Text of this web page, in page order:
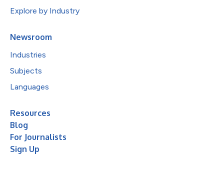
Explore by Industry
Newsroom
Industries
Subjects
Languages
Resources
Blog
For Journalists
Sign Up